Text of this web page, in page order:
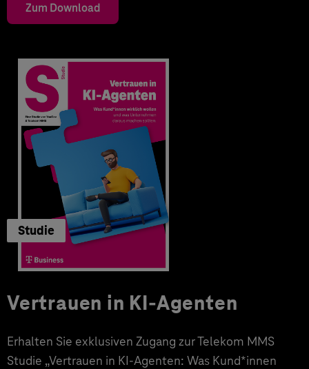
Zum Download
Studie
Vertrauen in KI-Agenten
Erhalten Sie exklusiven Zugang zur Telekom MMS
Studie „Vertrauen in KI-Agenten: Was Kund*innen